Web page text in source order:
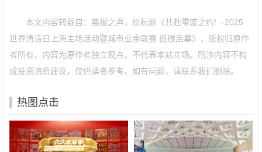
本文内容转载自：晨报之声，原标题《共赴零废之约! --2025
世界清洁日上海主场活动暨城市业余联赛 低碳启幕》，版权归原作
者所有，内容为原作者独立观点，不代表本站立场。所涉内容不构
成投资消费建议，仅供读者参考。如有问题，请联系我们删除。
热图点击